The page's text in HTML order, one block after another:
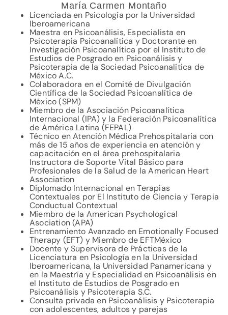
María Carmen Montaño
Licenciada en Psicología por la Universidad
Iberoamericana
Maestra en Psicoanálisis, Especialista en
Psicoterapia Psicoanalítica y Doctorante en
Investigación Psicoanalítica por el Instituto de
Estudios de Posgrado en Psicoanálisis y
Psicoterapia de la Sociedad Psicoanalítica de
México A.C.
Colaboradora en el Comité de Divulgación
Científica de la Sociedad Psicoanalítica de
México (SPM)
Miembro de la Asociación Psicoanalítica
Internacional (IPA) y la Federación Psicoanalítica
de América Latina (FEPAL)
Técnico en Atención Médica Prehospitalaria con
más de 15 años de experiencia en atención y
capacitación en el área prehospitalaria
Instructora de Soporte Vital Básico para
Profesionales de la Salud de la American Heart
Association
Diplomado Internacional en Terapias
Contextuales por El Instituto de Ciencia y Terapia
Conductual Contextual
Miembro de la American Psychological
Asociation (APA)
Entrenamiento Avanzado en Emotionally Focused
Therapy (EFT) y Miembro de EFTMéxico
Docente y Supervisora de Prácticas de la
Licenciatura en Psicología en la Universidad
Iberoamericana, la Universidad Panamericana y
en la Maestría y Especialidad en Psicoanálisis en
el Instituto de Estudios de Posgrado en
Psicoanálisis y Psicoterapia S.C.
Consulta privada en Psicoanálisis y Psicoterapia
con adolescentes, adultos y parejas